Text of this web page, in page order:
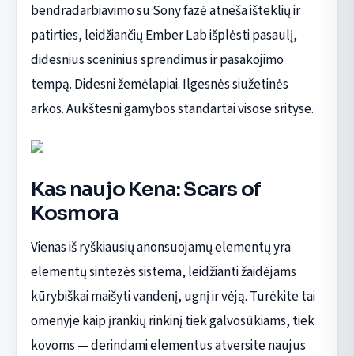
bendradarbiavimo su Sony fazė atneša išteklių ir
patirties, leidžiančių Ember Lab išplėsti pasaulį,
didesnius sceninius sprendimus ir pasakojimo
tempą. Didesni žemėlapiai. Ilgesnės siužetinės
arkos. Aukštesni gamybos standartai visose srityse.
Kas naujo Kena: Scars of
Kosmora
Vienas iš ryškiausių anonsuojamų elementų yra
elementų sintezės sistema, leidžianti žaidėjams
kūrybiškai maišyti vandenį, ugnį ir vėją. Turėkite tai
omenyje kaip įrankių rinkinį tiek galvosūkiams, tiek
kovoms — derindami elementus atversite naujus